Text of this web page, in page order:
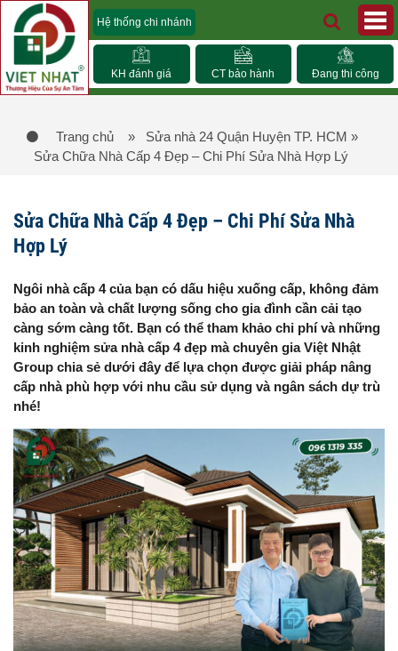
Hệ thống chi nhánh
KH đánh giá CT bảo hành Đang thi công
Trang chủ » Sửa nhà 24 Quận Huyện TP. HCM »
Sửa Chữa Nhà Cấp 4 Đẹp – Chi Phí Sửa Nhà Hợp Lý
Sửa Chữa Nhà Cấp 4 Đẹp – Chi Phí Sửa Nhà
Hợp Lý
Ngôi nhà cấp 4 của bạn có dấu hiệu xuống cấp, không đảm
bảo an toàn và chất lượng sống cho gia đình cần cải tạo
càng sớm càng tốt. Bạn có thể tham khảo chi phí và những
kinh nghiệm sửa nhà cấp 4 đẹp mà chuyên gia Việt Nhật
Group chia sẻ dưới đây để lựa chọn được giải pháp nâng
cấp nhà phù hợp với nhu cầu sử dụng và ngân sách dự trù
nhé!